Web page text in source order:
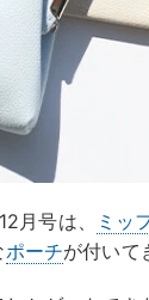
月号は、 ミッ
ポーチが付い